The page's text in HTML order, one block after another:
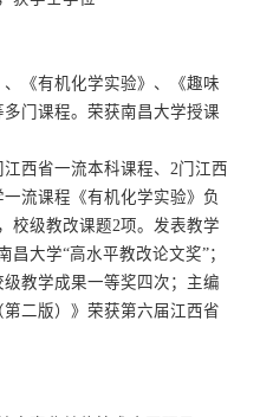
《有机化学实验》、《趣味
门课程。荣获南昌大学授课
西省一流本科课程、2门江西
流课程《有机化学实验》负
校级教改课题2项。发表教学
大学“高水平教改论文奖”；
教学成果一等奖四次； 主编
二版）》荣获第六届江西省